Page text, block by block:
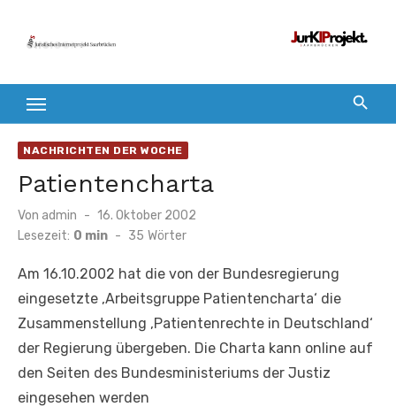
Inhalt
NACHRICHTEN DER WOCHE
Patientencharta
Von admin
Veröffentlicht
am
16. Oktober 2002
Lesezeit: 0 min - 35 Wörter
Am 16.10.2002 hat die von der Bundesregierung
eingesetzte ‚Arbeitsgruppe Patientencharta‘ die
Zusammenstellung ‚Patientenrechte in Deutschland‘
der Regierung übergeben. Die Charta kann online auf
den Seiten des Bundesministeriums der Justiz
eingesehen werden